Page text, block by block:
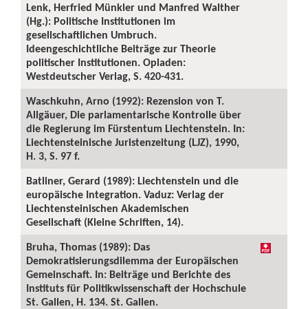
Lenk, Herfried Münkler und Manfred Walther
(Hg.): Politische Institutionen im
gesellschaftlichen Umbruch.
Ideengeschichtliche Beiträge zur Theorie
politischer Institutionen. Opladen:
Westdeutscher Verlag, S. 420-431.
Waschkuhn, Arno (1992): Rezension von T.
Allgäuer, Die parlamentarische Kontrolle über
die Regierung im Fürstentum Liechtenstein. In:
Liechtensteinische Juristenzeitung (LJZ), 1990,
H. 3, S. 97 f.
Batliner, Gerard (1989): Liechtenstein und die
europäische Integration. Vaduz: Verlag der
Liechtensteinischen Akademischen
Gesellschaft (Kleine Schriften, 14).
Bruha, Thomas (1989): Das
Demokratisierungsdilemma der Europäischen
Gemeinschaft. In: Beiträge und Berichte des
Instituts für Politikwissenschaft der Hochschule
St. Gallen, H. 134. St. Gallen.